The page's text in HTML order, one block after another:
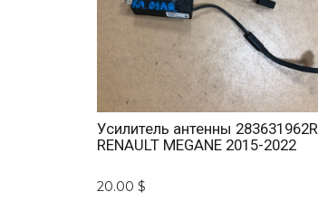
Усилитель антенны 283631962R
RENAULT MEGANE 2015-2022
20.00 $